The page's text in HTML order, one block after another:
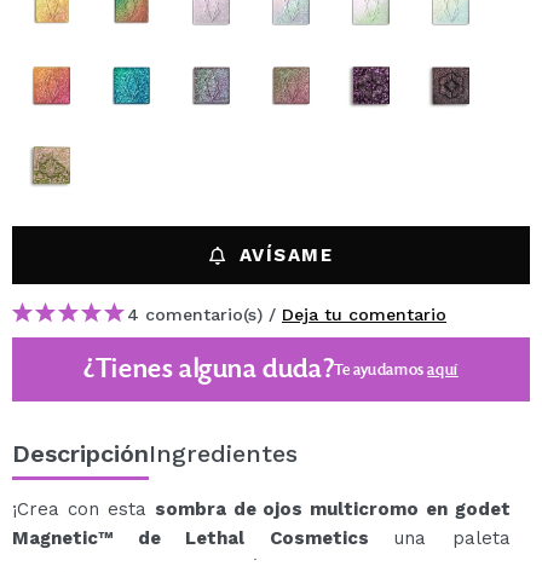
AVÍSAME
4 comentario(s) / Deja tu comentario
¿Tienes alguna duda?Te ayudamosaquí
DescripciónIngredientes
¡Crea con esta sombra de ojos multicromo en godet
Magnetic™ de Lethal Cosmetics una paleta
multidimensional y de lo más especial!